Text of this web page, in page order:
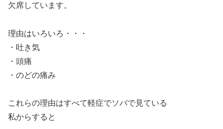
欠席しています。
理由はいろいろ・・・
・吐き気
・頭痛
・のどの痛み
これらの理由はすべて軽症でソバで見ている
私からすると